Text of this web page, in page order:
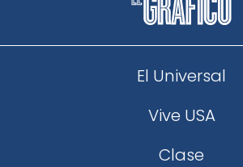
El Universal
Vive USA
Clase